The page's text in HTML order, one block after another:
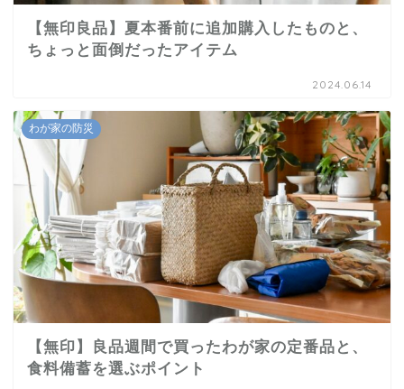
【無印良品】夏本番前に追加購入したものと、
ちょっと面倒だったアイテム
2024.06.14
わが家の防災
【無印】良品週間で買ったわが家の定番品と、
食料備蓄を選ぶポイント